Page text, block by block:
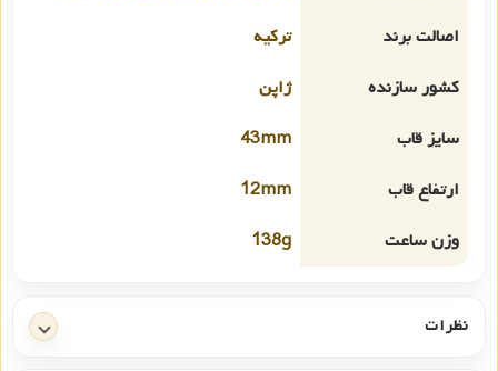
اصالت برند
ترکیه
کشور سازنده
ژاپن
سایز قاب
43mm
ارتفاع قاب
12mm
وزن ساعت
138g
نظرات